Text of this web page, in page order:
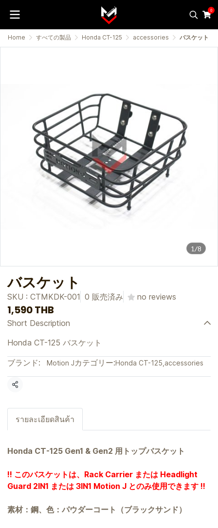
0
Home すべての製品 Honda CT-125 accessories バスケット
1/8
バスケット
SKU : CTMKDK-001 0 販売済み no reviews
1,590 THB
Short Description
Honda CT-125 バスケット
ブランド: Motion Jカテゴリー:Honda CT-125 accessories
共有
รายละเอียดสินค้า
Honda CT-125 Gen1 & Gen2 用トップバスケット
!! このバスケットは、Rack Carrier または Headlight
Guard 2IN1 または 3IN1 Motion J とのみ使用できます !!
素材：鋼、色：パウダーコート（ブラックサンド）